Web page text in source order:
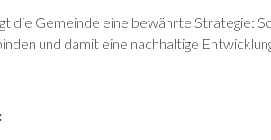
die Gemeinde eine bewährte Strategie:
und damit eine nachhaltige